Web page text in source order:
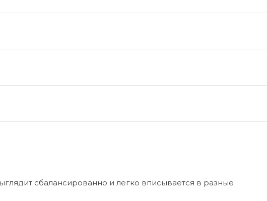
сбалансированно и легко вписывается в разные